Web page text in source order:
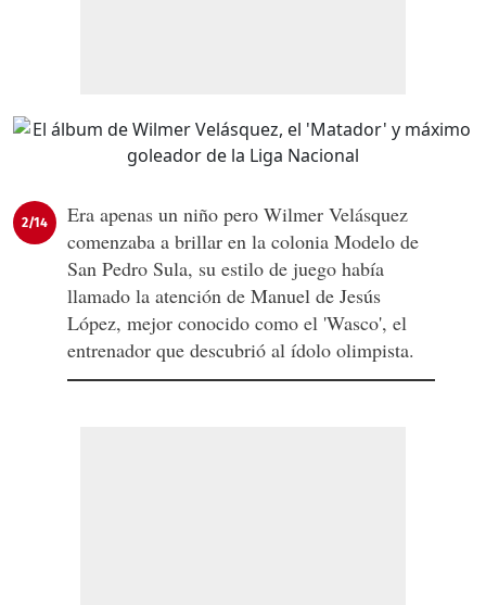
2/14
Era apenas un niño pero Wilmer Velásquez
comenzaba a brillar en la colonia Modelo de
San Pedro Sula, su estilo de juego había
llamado la atención de Manuel de Jesús
López, mejor conocido como el 'Wasco', el
entrenador que descubrió al ídolo olimpista.